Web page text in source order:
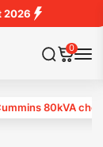
2026
0
80kVA cho